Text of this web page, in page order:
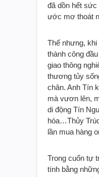
đã dồn hết
ước mơ thoát
Thế nhưng,
thành công
giao thông
thương tủy
chân. Anh Tín
mà vươn lên,
di động Tín
hóa…Thủy
lần mua hàng
Trong cuốn tự
tính bằng